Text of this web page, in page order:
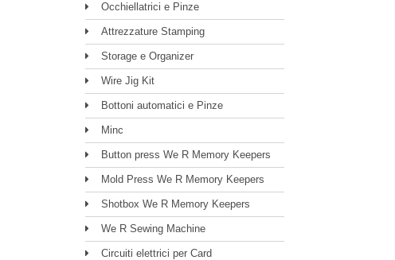
Occhiellatrici e Pinze
Attrezzature Stamping
Storage e Organizer
Wire Jig Kit
Bottoni automatici e Pinze
Minc
Button press We R Memory Keepers
Mold Press We R Memory Keepers
Shotbox We R Memory Keepers
We R Sewing Machine
Circuiti elettrici per Card